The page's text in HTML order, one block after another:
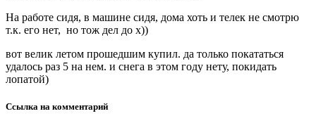
На работе сидя, в машине сидя, дома хоть и телек не смотрю
т.к. его нет, но тож дел до х))
вот велик летом прошедшим купил. да только покататься
удалось раз 5 на нем. и снега в этом году нету, покидать
лопатой)
Ссылка на комментарий